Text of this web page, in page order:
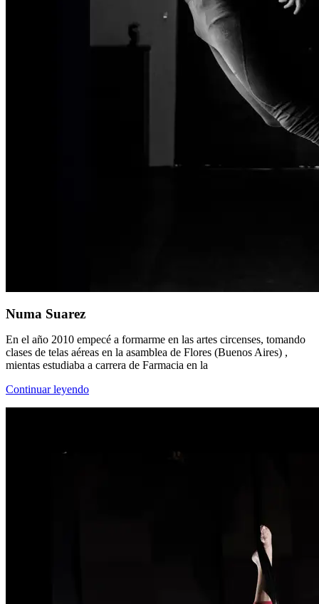
Numa Suarez
En el año 2010 empecé a formarme en las artes circenses, tomando
clases de telas aéreas en la asamblea de Flores (Buenos Aires) ,
mientas estudiaba a carrera de Farmacia en la
Continuar leyendo